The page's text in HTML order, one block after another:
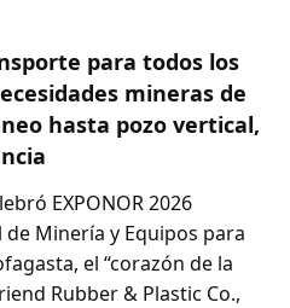
para todos los
mineras de
hasta pozo vertical,
EXPONOR 2026
Minería y Equipos para
el “corazón de la
Rubber & Plastic Co.,